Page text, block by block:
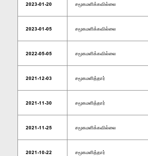
2023-01-20 சமூகமளிக்கவில்லை
2023-01-05 சமூகமளிக்கவில்லை
2022-05-05 சமூகமளிக்கவில்லை
2021-12-03 சமூகமளித்தார்
2021-11-30 சமூகமளித்தார்
2021-11-25 சமூகமளிக்கவில்லை
2021-10-22 சமூகமளித்தார்